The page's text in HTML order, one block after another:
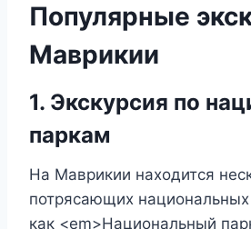
Популярные
Маврикии
1. Экскурсия по
паркам
На Маврикии находится
потрясающих национальных
как <em>Национальный